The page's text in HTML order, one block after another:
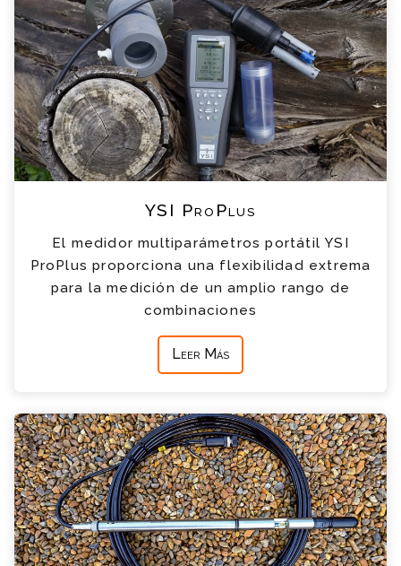
YSI ProPlus
El medidor multiparámetros portátil YSI
ProPlus proporciona una flexibilidad extrema
para la medición de un amplio rango de
combinaciones
Leer Más